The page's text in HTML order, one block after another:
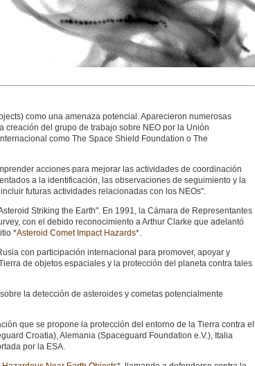
como una amenaza potencial. Aparecieron numerosas
del grupo de trabajo sobre NEO por la Unión
como The Space Shield Foundation o The
acciones para mejorar las actividades de coordinación
a la identificación, las observaciones de seguimiento y la
futuras actividades relacionadas con los NEOs".
Striking the Earth". En 1991, la Cámara de Representantes
con el debido reconocimiento a Arthur Clarke que adelantó
*Asteroid Comet Impact Hazards*.
con participación internacional para promover, apoyar y
de objetos espaciales y la protección del planeta contra tales
la detección de asteroides y cometas potencialmente
que se propone la protección del entorno de la Tierra contra el
Croatia), Alemania (Spaceguard Foundation e.V.), Italia
por la ESA.